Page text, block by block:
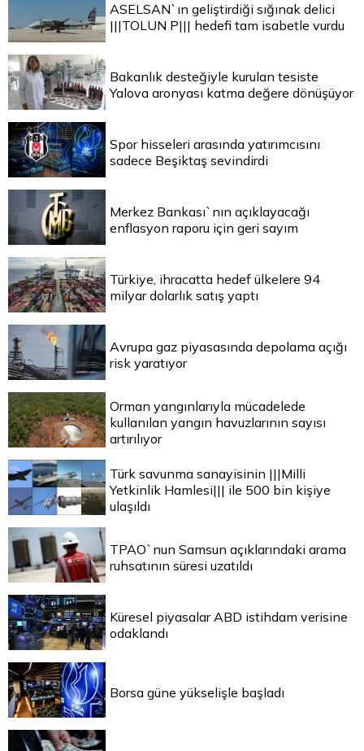
ASELSAN`ın geliştirdiği sığınak delici
|||TOLUN P||| hedefi tam isabetle vurdu
Bakanlık desteğiyle kurulan tesiste
Yalova aronyası katma değere dönüşüyor
Spor hisseleri arasında yatırımcısını
sadece Beşiktaş sevindirdi
Merkez Bankası`nın açıklayacağı
enflasyon raporu için geri sayım
Türkiye, ihracatta hedef ülkelere 94
milyar dolarlık satış yaptı
Avrupa gaz piyasasında depolama açığı
risk yaratıyor
Orman yangınlarıyla mücadelede
kullanılan yangın havuzlarının sayısı
artırılıyor
Türk savunma sanayisinin |||Milli
Yetkinlik Hamlesi||| ile 500 bin kişiye
ulaşıldı
TPAO`nun Samsun açıklarındaki arama
ruhsatının süresi uzatıldı
Küresel piyasalar ABD istihdam verisine
odaklandı
Borsa güne yükselişle başladı